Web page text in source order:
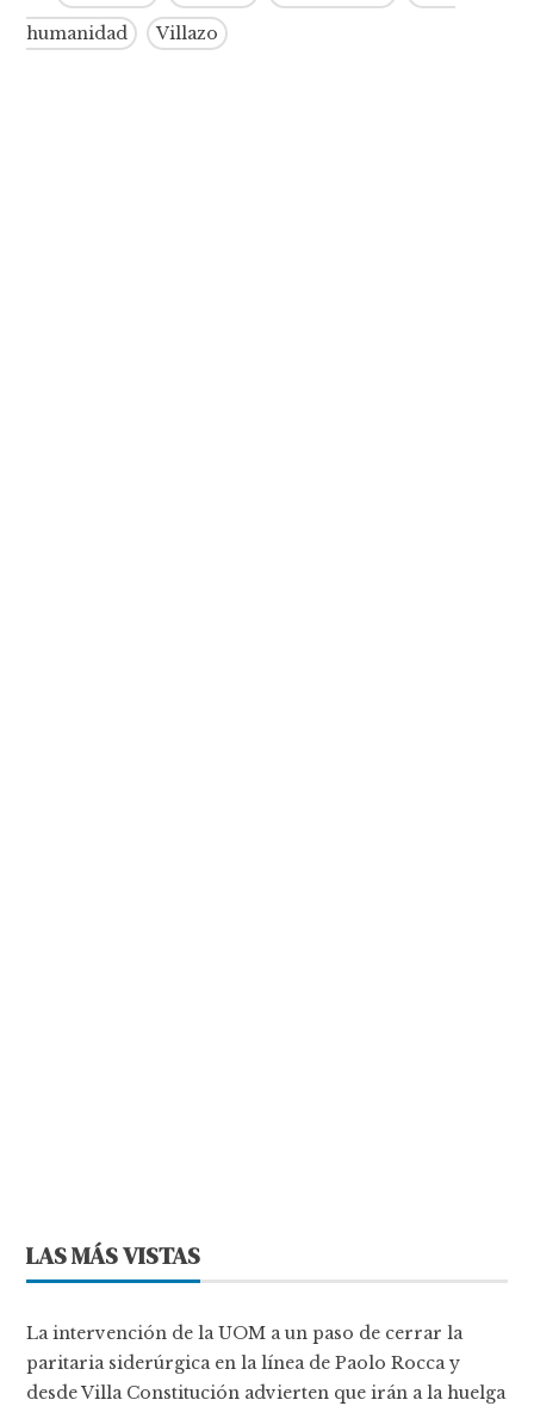
humanidad
Villazo
LAS MÁS VISTAS
La intervención de la UOM a un paso de cerrar la
paritaria siderúrgica en la línea de Paolo Rocca y
desde Villa Constitución advierten que irán a la huelga